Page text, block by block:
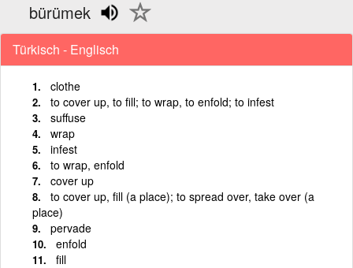
bürümek
Türkisch - Englisch
clothe
to cover up, to fill; to wrap, to enfold; to infest
suffuse
wrap
infest
to wrap, enfold
cover up
to cover up, fill (a place); to spread over, take over (a
place)
pervade
enfold
fill